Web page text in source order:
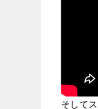
そして